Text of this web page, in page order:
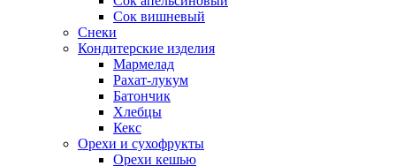
Сок вишневый
Снеки
Кондитерские изделия
Мармелад
Рахат-лукум
Батончик
Хлебцы
Кекс
Орехи и сухофрукты
Орехи кешью